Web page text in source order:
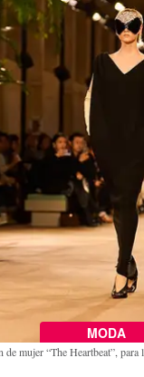
MODA
mujer “The Heartbeat”,